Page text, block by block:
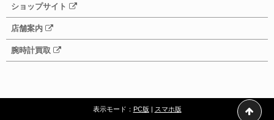
ショップサイト
店舗案内
腕時計買取
表示モード： PC版 | スマホ版